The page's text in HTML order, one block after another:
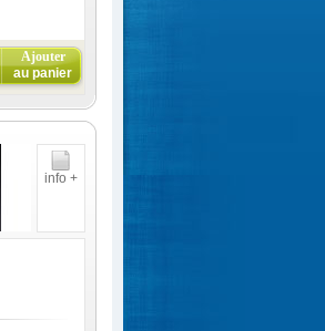
Ajouter
au panier
info +